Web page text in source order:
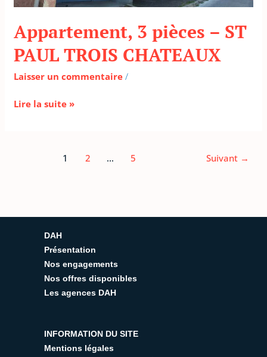
Appartement, 3 pièces – ST
PAUL TROIS CHATEAUX
Laisser un commentaire /
Lire la suite »
1 2 … 5 Suivant →
DAH
Présentation
Nos engagements
Nos offres disponibles
Les agences DAH
INFORMATION DU SITE
Mentions légales